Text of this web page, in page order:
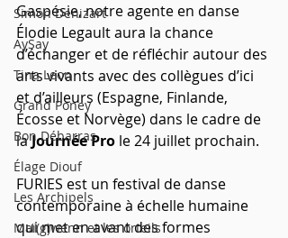
Simon Denizart
AySay
Tina Leon
Grand Poney
Bon Débarras
Élage Diouf
Les Archipels
Maï(g)wenn et les orteils
Gaspésie, notre agente en danse
Élodie Legault aura la chance
d’échanger et de réfléchir autour des
arts vivants avec des collègues d’ici
et d’ailleurs (Espagne, Finlande,
Écosse et Norvège) dans le cadre de
laJournée Pro le 24 juillet prochain.
FURIES est un festival de danse
contemporaine à échelle humaine
qui met en avant des formes